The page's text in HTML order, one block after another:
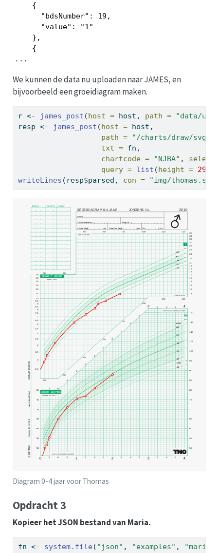
    {
      "bdsNumber": 19,
      "value": "1"
    },
    {
...
We kunnen de data nu uploaden naar JAMES, en
bijvoorbeeld een groeidiagram maken.
r <- james_post (host = host, path =
"data/
resp <- james_post (host = host,
path =
"/charts/draw/
txt = fn,
chartcode =
"NJBA" ,
query = list (height = 29.7
writeLines (resp$parsed, con = "img/
Diagram 0-4 jaar voor Thomas
Opdracht 3
Kopieer het JSON bestand van Maria.
fn <- system.file ( "json" , "examples" ,